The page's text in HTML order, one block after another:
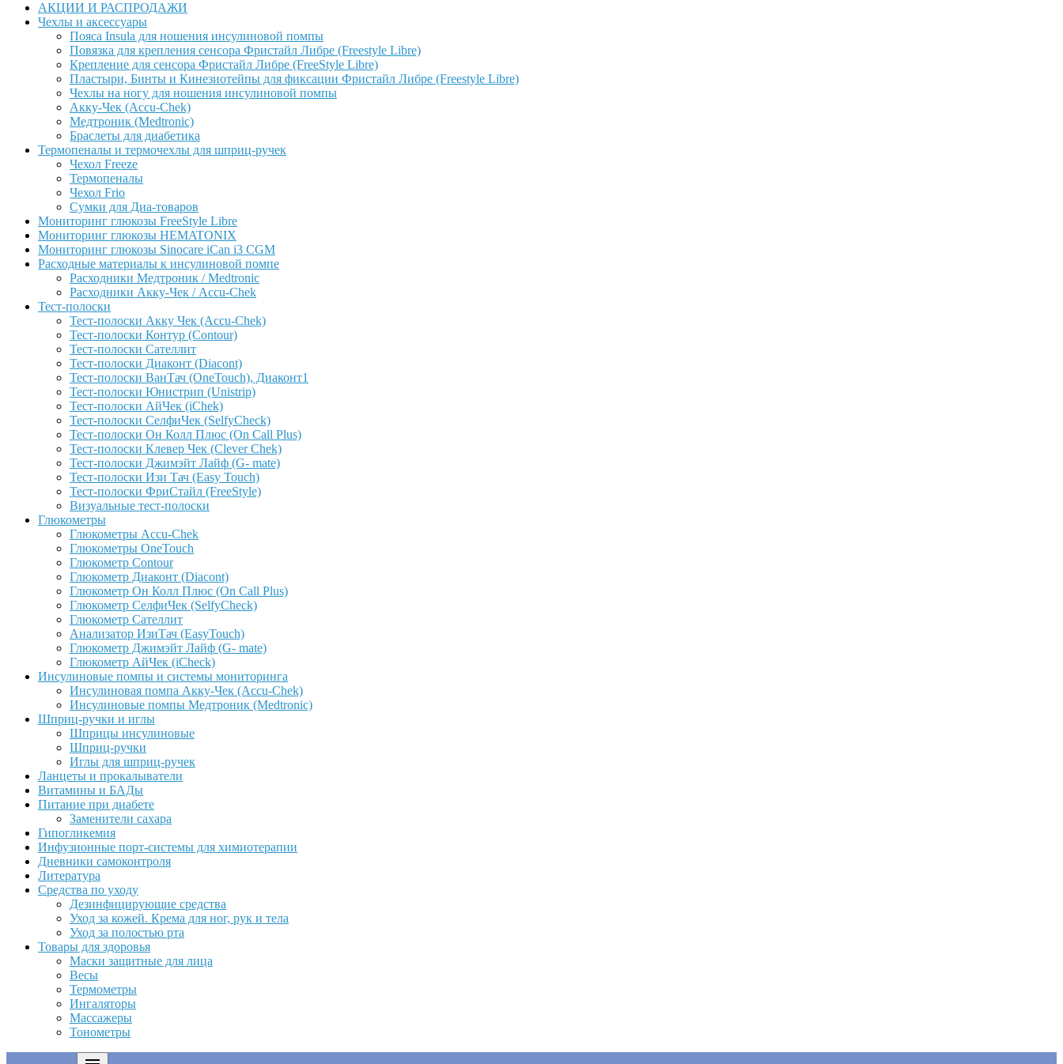
АКЦИИ И РАСПРОДАЖИ
Чехлы и аксессуары
Пояса Insula для ношения инсулиновой помпы
Повязка для крепления сенсора Фристайл Либре (Freestyle Libre)
Крепление для сенсора Фристайл Либре (FreeStyle Libre)
Пластыри, Бинты и Кинезиотейпы для фиксации Фристайл Либре (Freestyle Libre)
Чехлы на ногу для ношения инсулиновой помпы
Акку-Чек (Accu-Chek)
Медтроник (Medtronic)
Браслеты для диабетика
Термопеналы и термочехлы для шприц-ручек
Чехол Freeze
Термопеналы
Чехол Frio
Сумки для Диа-товаров
Мониторинг глюкозы FreeStyle Libre
Мониторинг глюкозы HEMATONIX
Мониторинг глюкозы Sinocare iCan i3 CGM
Расходные материалы к инсулиновой помпе
Расходники Медтроник / Medtronic
Расходники Акку-Чек / Accu-Chek
Тест-полоски
Тест-полоски Акку Чек (Accu-Chek)
Тест-полоски Контур (Contour)
Тест-полоски Сателлит
Тест-полоски Диаконт (Diacont)
Тест-полоски ВанТач (OneTouch), Диаконт1
Тест-полоски Юнистрип (Unistrip)
Тест-полоски АйЧек (iChek)
Тест-полоски СелфиЧек (SelfyCheck)
Тест-полоски Он Колл Плюс (On Call Plus)
Тест-полоски Клевер Чек (Clever Chek)
Тест-полоски Джимэйт Лайф (G- mate)
Тест-полоски Изи Тач (Easy Touch)
Тест-полоски ФриCтайл (FreeStyle)
Визуальные тест-полоски
Глюкометры
Глюкометры Accu-Сhek
Глюкометры OneTouch
Глюкометр Contour
Глюкометр Диаконт (Diacont)
Глюкометр Он Колл Плюс (On Call Plus)
Глюкометр СелфиЧек (SelfyCheck)
Глюкометр Сателлит
Анализатор ИзиТач (EasyTouch)
Глюкометр Джимэйт Лайф (G- mate)
Глюкометр АйЧек (iCheck)
Инсулиновые помпы и системы мониторинга
Инсулиновая помпа Акку-Чек (Accu-Chek)
Инсулиновые помпы Медтроник (Medtronic)
Шприц-ручки и иглы
Шприцы инсулиновые
Шприц-ручки
Иглы для шприц-ручек
Ланцеты и прокалыватели
Витамины и БАДы
Питание при диабете
Заменители сахара
Гипогликемия
Инфузионные порт-системы для химиотерапии
Дневники самоконтроля
Литература
Средства по уходу
Дезинфицирующие средства
Уход за кожей. Крема для ног, рук и тела
Уход за полостью рта
Товары для здоровья
Маски защитные для лица
Весы
Термометры
Ингаляторы
Массажеры
Тонометры